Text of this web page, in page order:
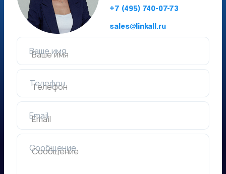
+7 (495) 740-07-73
sales@linkall.ru
Ваше имя
Телефон
Email
Сообщение